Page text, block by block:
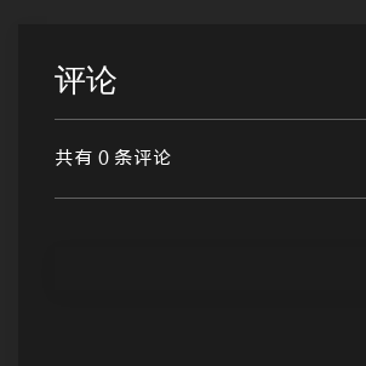
评论
共有 0 条评论